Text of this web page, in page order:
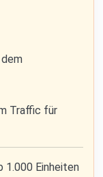
Traffic für
1.000 Einheiten